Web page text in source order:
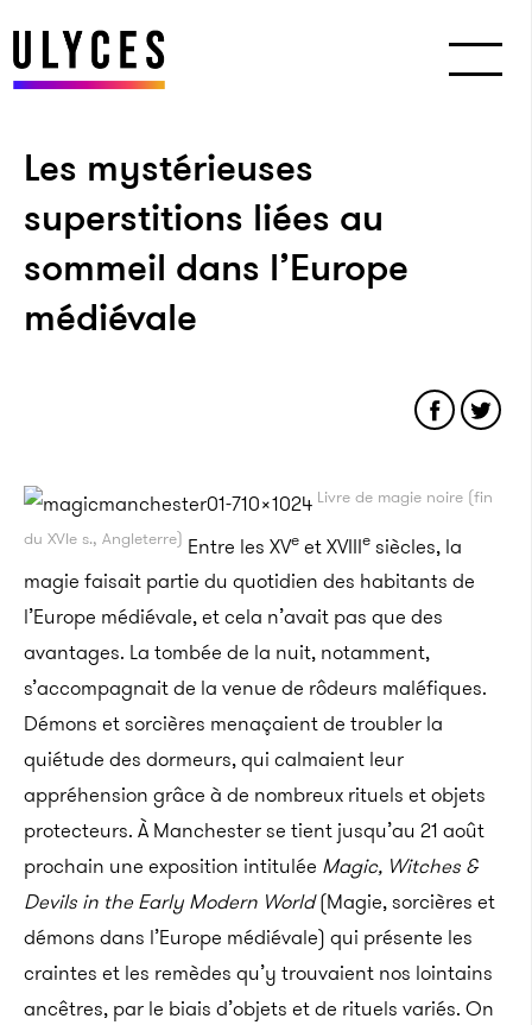
Les mystérieuses
superstitions liées au
sommeil dans l’Europe
médiévale
Livre de magie noire (fin
du XVIe s., Angleterre) Entre les XVe et XVIIIe siècles, la
magie faisait partie du quotidien des habitants de
l’Europe médiévale, et cela n’avait pas que des
avantages. La tombée de la nuit, notamment,
s’accompagnait de la venue de rôdeurs maléfiques.
Démons et sorcières menaçaient de troubler la
quiétude des dormeurs, qui calmaient leur
appréhension grâce à de nombreux rituels et objets
protecteurs. À Manchester se tient jusqu’au 21 août
prochain une exposition intitulée Magic, Witches &
Devils in the Early Modern World(Magie, sorcières et
démons dans l’Europe médiévale) qui présente les
craintes et les remèdes qu’y trouvaient nos lointains
ancêtres, par le biais d’objets et de rituels variés. On